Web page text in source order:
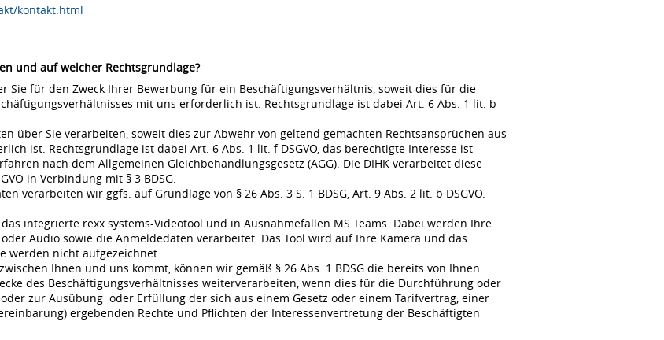
kontakt.html
und auf welcher Rechtsgrundlage?
Sie für den Zweck Ihrer Bewerbung für ein Beschäftigungsverhältnis, soweit dies für die
mit uns erforderlich ist. Rechtsgrundlage ist dabei Art. 6 Abs. 1 lit. b
über Sie verarbeiten, soweit dies zur Abwehr von geltend gemachten Rechtsansprüchen aus
ist. Rechtsgrundlage ist dabei Art. 6 Abs. 1 lit. f DSGVO, das berechtigte Interesse ist
nach dem Allgemeinen Gleichbehandlungsgesetz (AGG). Die DIHK verarbeitet diese
in Verbindung mit § 3 BDSG.
verarbeiten wir ggfs. auf Grundlage von § 26 Abs. 3 S. 1 BDSG, Art. 9 Abs. 2 lit. b DSGVO.
integrierte rexx systems-Videotool und in Ausnahmefällen MS Teams. Dabei werden Ihre
Audio sowie die Anmeldedaten verarbeitet. Das Tool wird auf Ihre Kamera und das
werden nicht aufgezeichnet.
Ihnen und uns kommt, können wir gemäß § 26 Abs. 1 BDSG die bereits von Ihnen
des Beschäftigungsverhältnisses weiterverarbeiten, wenn dies für die Durchführung oder
zur Ausübung oder Erfüllung der sich aus einem Gesetz oder einem Tarifvertrag, einer
ergebenden Rechte und Pflichten der Interessenvertretung der Beschäftigten